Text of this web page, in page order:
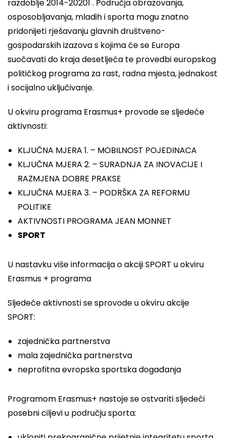
razdoblje 2014-20201 . Područja obrazovanja,
osposobljavanja, mladih i sporta mogu znatno
pridonijeti rješavanju glavnih društveno-
gospodarskih izazova s kojima će se Europa
suočavati do kraja desetljeća te provedbi europskog
političkog programa za rast, radna mjesta, jednakost
i socijalno uključivanje.
U okviru programa Erasmus+ provode se sljedeće
aktivnosti:
KLJUČNA MJERA 1. – MOBILNOST POJEDINACA
KLJUČNA MJERA 2. – SURADNJA ZA INOVACIJE I
RAZMJENA DOBRE PRAKSE
KLJUČNA MJERA 3. – PODRŠKA ZA REFORMU
POLITIKE
AKTIVNOSTI PROGRAMA JEAN MONNET
SPORT
U nastavku više informacija o akciji SPORT u okviru
Erasmus + programa
Sljedeće aktivnosti se sprovode u okviru akcije
SPORT:
zajednička partnerstva
mala zajednička partnerstva
neprofitna evropska sportska događanja
Programom Erasmus+ nastoje se ostvariti sljedeći
posebni ciljevi u području sporta: